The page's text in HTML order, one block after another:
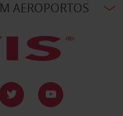
AEROPORTOS